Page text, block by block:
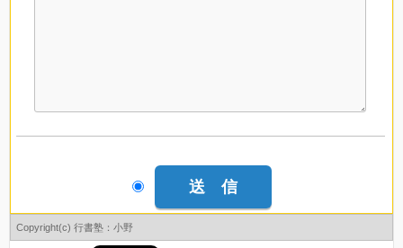
Copyright(c) 行書塾：小野